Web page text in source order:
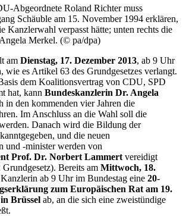
Abgeordnete Roland Richter muss
Schäuble am 15. November 1994 erklären,
Kanzlerwahl verpasst hätte; unten rechts die
Merkel. (© pa/dpa)
am Dienstag, 17. Dezember 2013, ab 9 Uhr
wie es Artikel 63 des Grundgesetzes verlangt.
dem Koalitionsvertrag von CDU, SPD
hat, kann Bundeskanzlerin Dr. Angela
in den kommenden vier Jahren die
Im Anschluss an die Wahl soll die
Danach wird die Bildung der
und die neuen
und -minister werden von
Prof. Dr. Norbert Lammert vereidigt
Bereits am Mittwoch, 18.
ab 9 Uhr im Bundestag eine 20-
zum Europäischen Rat am 19.
Brüssel ab, an die sich eine zweistündige